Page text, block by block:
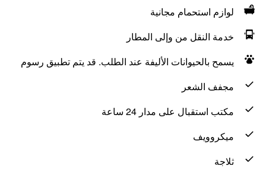
لوازم استحمام مجانية
خدمة النقل من وإلى المطار
يسمح بالحيوانات الأليفة عند الطلب. قد يتم تطبيق رسوم
مجفف الشعر
مكتب استقبال على مدار 24 ساعة
ميكروويف
ثلاجة